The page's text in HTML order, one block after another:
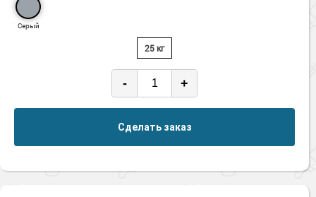
Серый
25 кг
- +
Сделать заказ